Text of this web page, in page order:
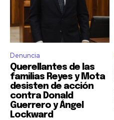
Denuncia
Querellantes de las
familias Reyes y Mota
desisten de acción
contra Donald
Guerrero y Ángel
Lockward